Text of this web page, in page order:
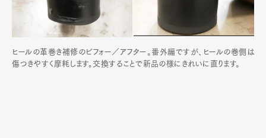
ヒールの革巻き補修のビフォー／アフター。番外編ですが、ヒールの巻側は
傷つきやすく摩耗します。交換することで新品の様にきれいに直ります。